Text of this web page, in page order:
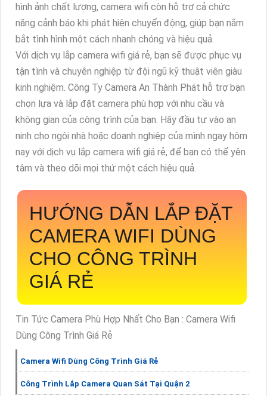
hình ảnh chất lượng, camera wifi còn hỗ trợ cả chức
năng cảnh báo khi phát hiện chuyển động, giúp bạn nắm
bắt tình hình một cách nhanh chóng và hiệu quả.
Với dịch vụ lắp camera wifi giá rẻ, bạn sẽ được phục vụ
tận tình và chuyên nghiệp từ đội ngũ kỹ thuật viên giàu
kinh nghiệm. Công Ty Camera An Thành Phát hỗ trợ bạn
chọn lựa và lắp đặt camera phù hợp với nhu cầu và
không gian của công trình của bạn. Hãy đầu tư vào an
ninh cho ngôi nhà hoặc doanh nghiệp của mình ngay hôm
nay với dịch vụ lắp camera wifi giá rẻ, để bạn có thể yên
tâm và theo dõi mọi thứ một cách hiệu quả.
HƯỚNG DẪN LẮP ĐẶT
CAMERA WIFI DÙNG
CHO CÔNG TRÌNH
GIÁ RẺ
Tin Tức Camera Phù Hợp Nhất Cho Bạn : Camera Wifi
Dùng Công Trình Giá Rẻ
Camera Wifi Dùng Công Trình Giá Rẻ
Công Trình Lắp Camera Quan Sát Tại Quận 2